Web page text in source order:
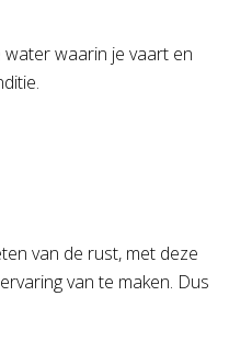
waarin je vaart en
van de rust, met deze
van te maken. Dus